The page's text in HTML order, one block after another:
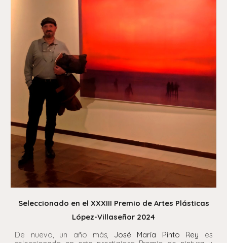
Seleccionado en el XXXIII Premio de Artes Plásticas
López-Villaseñor 2024
De nuevo, un año más, José María Pinto Rey es